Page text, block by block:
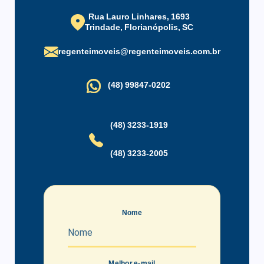
Villa Romana Shopping: 8 km (7 minutos)
Floripa Shopping: 3 km (6 minutos)
Mercadoteca e Acate: 4 km (18 minutos)
Santo Antônio de Lisboa: 8 km (10 minutos)
Beira-mar Norte: 4 km (8 minutos)
Rua Lauro Linhares, 1693
Trindade, Florianópolis, SC
regenteimoveis@regenteimoveis.com.br
(48) 99847-0202
(48) 3233-1919
(48) 3233-2005
Nome